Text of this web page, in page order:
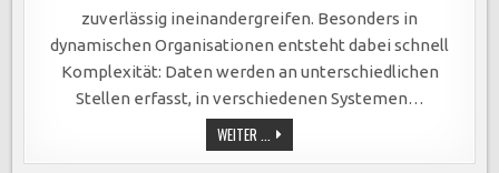
zuverlässig ineinandergreifen. Besonders in
dynamischen Organisationen entsteht dabei schnell
Komplexität: Daten werden an unterschiedlichen
Stellen erfasst, in verschiedenen Systemen…
WEITER ... DATEN-
COMPLIANCE
–